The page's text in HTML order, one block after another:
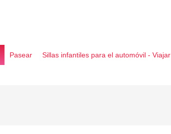
Pasear Sillas infantiles para el automóvil - Viajar